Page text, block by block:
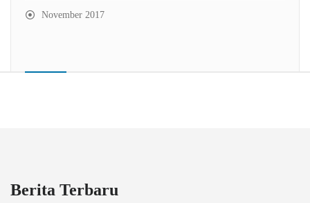
November 2017
Berita Terbaru